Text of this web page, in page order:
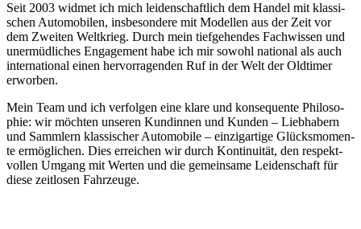
Seit 2003 wid­met ich mich lei­den­schaft­lich dem Han­del mit klas­si­
schen Auto­mo­bi­len, ins­be­son­de­re mit Model­len aus der Zeit vor
dem Zwei­ten Welt­krieg. Durch mein tief­ge­hen­des Fach­wis­sen und
uner­müd­li­ches Enga­ge­ment habe ich mir sowohl natio­nal als auch
inter­na­tio­nal einen her­vor­ra­gen­den Ruf in der Welt der Old­ti­mer
erwor­ben.
Mein Team und ich ver­fol­gen eine kla­re und kon­se­quen­te Phi­lo­so­
phie: wir möch­ten unse­ren Kun­din­nen und Kun­den – Lieb­ha­bern
und Samm­lern klas­si­scher Auto­mo­bi­le – ein­zig­ar­ti­ge Glücks­mo­men­
te ermög­li­chen. Dies errei­chen wir durch Kon­ti­nui­tät, den respekt­
vol­len Umgang mit Wer­ten und die gemein­sa­me Lei­den­schaft für
die­se zeit­lo­sen Fahr­zeu­ge.